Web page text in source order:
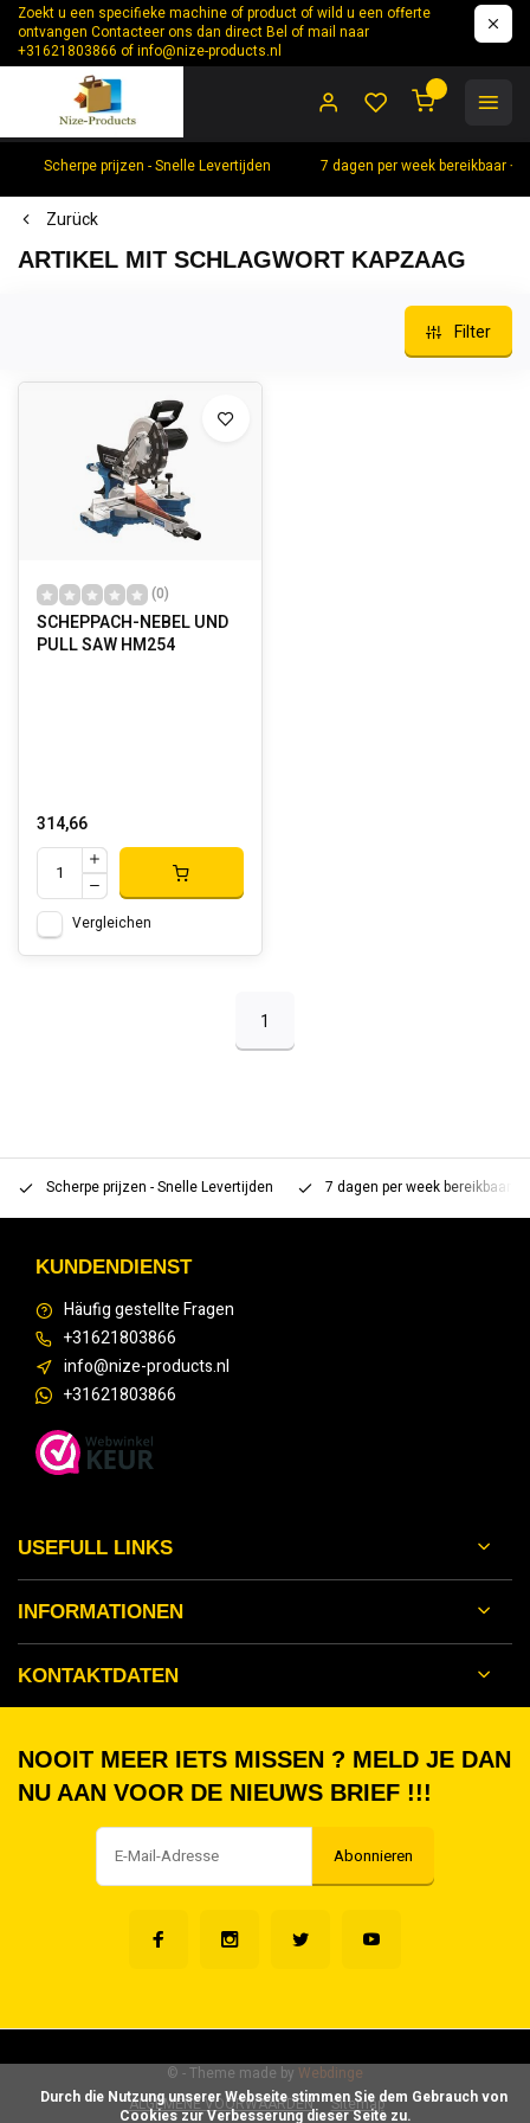
Zoekt u een specifieke machine of product of wild u een offerte
ontvangen Contacteer ons dan direct Bel of mail naar
+31621803866 ofinfo@nize-products.nl
Scherpe prijzen - Snelle Levertijden 7 dagen per week bereikbaar
Zurück
ARTIKEL MIT SCHLAGWORT KAPZAAG
Filter
(0)
SCHEPPACH-NEBEL UND
PULL SAW HM254
314,66
Vergleichen
1
Scherpe prijzen - Snelle Levertijden 7 dagen per week bereikbaar
KUNDENDIENST
Häufig gestellte Fragen
+31621803866
info@nize-products.nl
+31621803866
USEFULL LINKS
INFORMATIONEN
KONTAKTDATEN
NOOIT MEER IETS MISSEN ? MELD JE DAN
NU AAN VOOR DE NIEUWS BRIEF !!!
Abonnieren
ALGEMENE VOORWAARDEN Sitemap
© - Theme made by Webdinge
Cookies zur Verbesserung dieser Seite zu.